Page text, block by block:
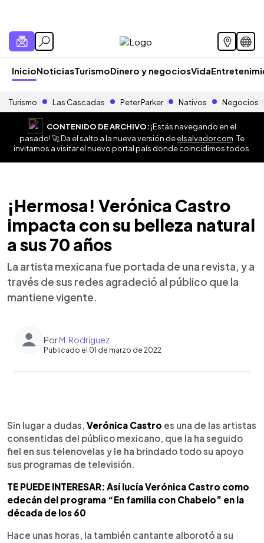
InicioNoticiasTurismoDinero y negociosVida
Turismo Las Cascadas Peter Parker Nativos Negocios
CONTENIDO DE ARCHIVO:¡Estás navegando en el
pasado! 🚀 Da el salto a la nueva versión deelsalvador.com . Te
invitamos a visitar el nuevo portal país donde coincidimos todos.
¡Hermosa! Verónica Castro
impacta con su belleza natural
a sus 70 años
La artista mexicana fue portada de una revista, y a
través de sus redes agradeció al público que la
mantiene vigente.
PorM. Rodríguez
Publicado el 01 de marzo de 2022
Escuchar artículo
Sin lugar a dudas, Verónica Castro es una de las artistas
consentidas del público mexicano, que la ha seguido
fiel en sus telenovelas y le ha brindado todo su apoyo
sus programas de televisión.
TE PUEDE INTERESAR: Así lucía Verónica Castro como
edecán del programa “En familia con Chabelo” en la
década de los 60
Hace unas horas, la también cantante alborotó a su